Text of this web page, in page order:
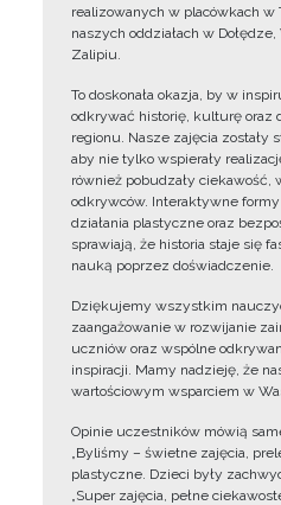
realizowanych w placówkach w
naszych oddziałach w
Zalipiu.
To doskonała okazja, by w
odkrywać historię, kulturę oraz
regionu. Nasze zajęcia zostały
aby nie tylko wspierały
również pobudzały ciekawość,
odkrywców. Interaktywne
działania plastyczne oraz
sprawiają, że historia staje się
nauką poprzez doświadczenie.
Dziękujemy wszystkim
zaangażowanie w rozwijanie
uczniów oraz wspólne
inspiracji. Mamy nadzieję, że
wartościowym wsparciem w
Opinie uczestników mówią
„Byliśmy – świetne zajęcia,
plastyczne. Dzieci były
„Super zajęcia, pełne